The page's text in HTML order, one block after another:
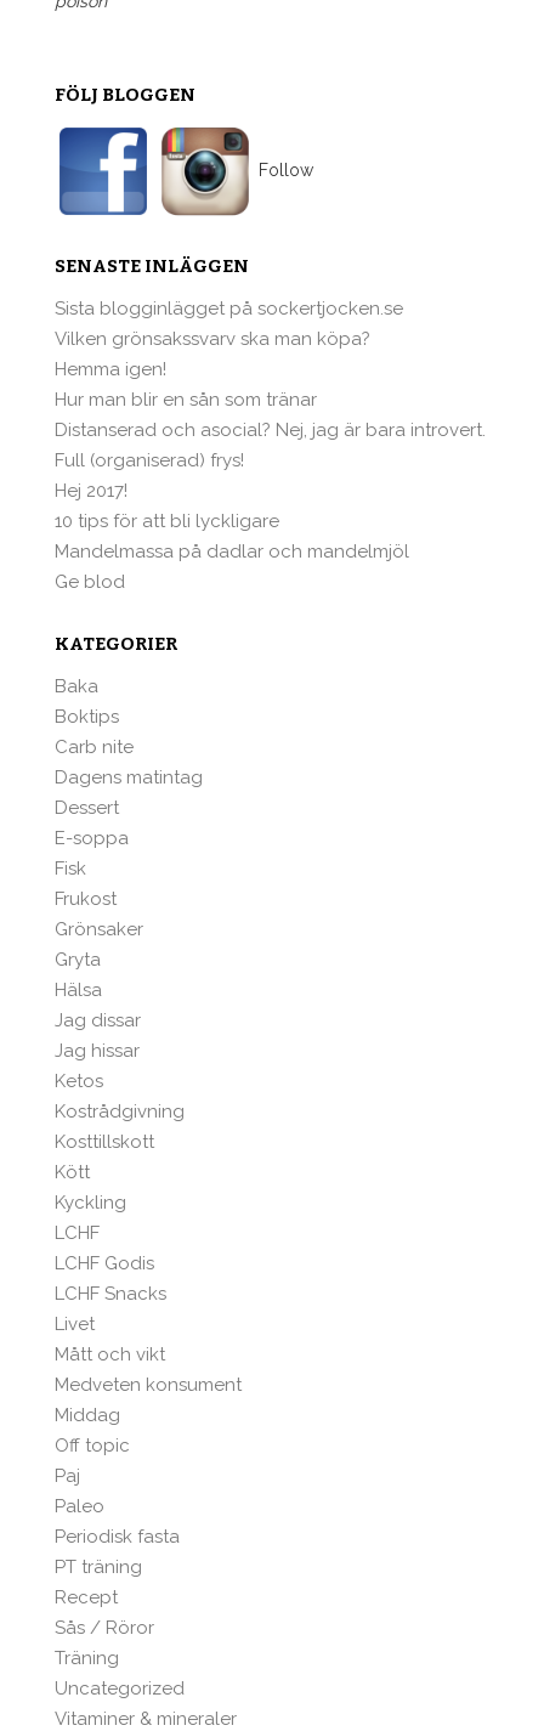
FÖLJ BLOGGEN
Follow
SENASTE INLÄGGEN
Sista blogginlägget på sockertjocken.se
Vilken grönsakssvarv ska man köpa?
Hemma igen!
Hur man blir en sån som tränar
Distanserad och asocial? Nej, jag är bara introvert.
Full (organiserad) frys!
Hej 2017!
10 tips för att bli lyckligare
Mandelmassa på dadlar och mandelmjöl
Ge blod
KATEGORIER
Baka
Boktips
Carb nite
Dagens matintag
Dessert
E-soppa
Fisk
Frukost
Grönsaker
Gryta
Hälsa
Jag dissar
Jag hissar
Ketos
Kostrådgivning
Kosttillskott
Kött
Kyckling
LCHF
LCHF Godis
LCHF Snacks
Livet
Mått och vikt
Medveten konsument
Middag
Off topic
Paj
Paleo
Periodisk fasta
PT träning
Recept
Sås / Röror
Träning
Uncategorized
Vitaminer & mineraler